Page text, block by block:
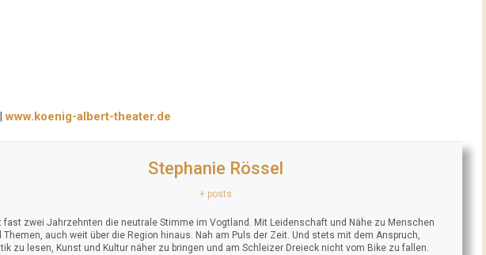
|www.koenig-albert-theater.de
Stephanie Rössel
+ posts
fast zwei Jahrzehnten die neutrale Stimme im Vogtland. Mit Leidenschaft und Nähe zu Menschen
Themen, auch weit über die Region hinaus. Nah am Puls der Zeit. Und stets mit dem Anspruch,
zu lesen, Kunst und Kultur näher zu bringen und am Schleizer Dreieck nicht vom Bike zu fallen.